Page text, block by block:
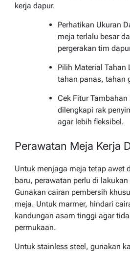
kerja dapur.
Perhatikan Ukuran
meja terlalu besar
pergerakan tim
Pilih Material Tahan
tahan panas, tahan
Cek Fitur Tambahan
dilengkapi rak
agar lebih fleksibel.
Perawatan Meja Kerja
Untuk menjaga meja tetap awet
baru, perawatan perlu di
Gunakan cairan pembersih
meja. Untuk marmer, hindari
kandungan asam tinggi agar
permukaan.
Untuk stainless steel, gunakan